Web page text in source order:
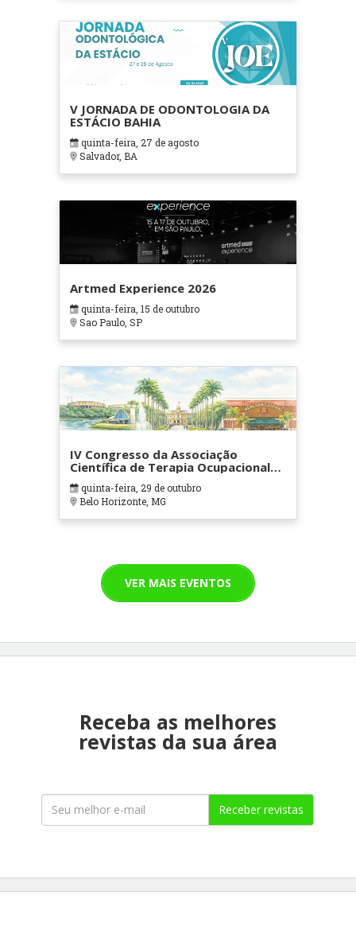
V JORNADA DE ODONTOLOGIA DA
ESTÁCIO BAHIA
quinta-feira, 27 de agosto
Salvador, BA
Artmed Experience 2026
quinta-feira, 15 de outubro
Sao Paulo, SP
IV Congresso da Associação
Científica de Terapia Ocupacional
em Contextos Hospitalares e
Cuidados Paliativos - ATOHOSP
quinta-feira, 29 de outubro
Belo Horizonte, MG
VER MAIS EVENTOS
Receba as melhores
revistas da sua área
Receber revistas